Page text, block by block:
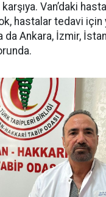
karşıya. Van’daki
hastalar tedavi için
da Ankara, İzmir,